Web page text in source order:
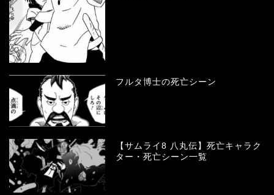
フルタ博士の死亡シーン
【サムライ8 八丸伝】死亡キャラク
ター・死亡シーン一覧